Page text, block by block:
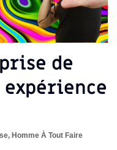
de
, Homme À Tout Faire